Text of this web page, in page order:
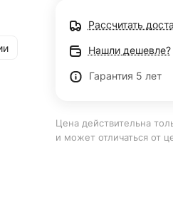
Рассчитать
Нашли дешевле?
Гарантия 5 лет
Цена действительна
и может отличаться от